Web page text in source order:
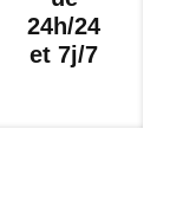
24h/24
et 7j/7